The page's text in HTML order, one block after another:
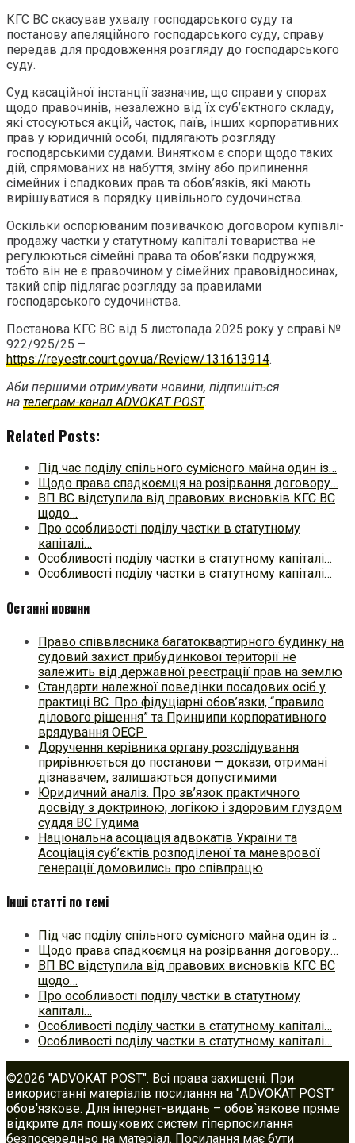
КГС ВС скасував ухвалу господарського суду та
постанову апеляційного господарського суду, справу
передав для продовження розгляду до господарського
суду.
Суд касаційної інстанції зазначив, що справи у спорах
щодо правочинів, незалежно від їх суб’єктного складу,
які стосуються акцій, часток, паїв, інших корпоративних
прав у юридичній особі, підлягають розгляду
господарськими судами. Винятком є спори щодо таких
дій, спрямованих на набуття, зміну або припинення
сімейних і спадкових прав та обов’язків, які мають
вирішуватися в порядку цивільного судочинства.
Оскільки оспорюваним позивачкою договором купівлі-
продажу частки у статутному капіталі товариства не
регулюються сімейні права та обов’язки подружжя,
тобто він не є правочином у сімейних правовідносинах,
такий спір підлягає розгляду за правилами
господарського судочинства.
Постанова КГС ВС від 5 листопада 2025 року у cправі №
922/925/25 –
https://reyestr.court.gov.ua/Review/131613914.
Аби першими отримувати новини, підпишіться
на телеграм-канал ADVOKAT POST.
Related Posts:
Під час поділу спільного сумісного майна один із…
Щодо права спадкоємця на розірвання договору…
ВП ВС відступила від правових висновків КГС ВС
щодо…
Про особливості поділу частки в статутному
капіталі…
Особливості поділу частки в статутному капіталі…
Особливості поділу частки в статутному капіталі…
Останні новини
Право співвласника багатоквартирного будинку на
судовий захист прибудинкової території не
залежить від державної реєстрації прав на землю
Стандарти належної поведінки посадових осіб у
практиці ВC. Про фідуціарні обов’язки, “правило
ділового рішення” та Принципи корпоративного
врядування ОЕСР
Доручення керівника органу розслідування
прирівнюється до постанови — докази, отримані
дізнавачем, залишаються допустимими
Юридичний аналіз. Про зв’язок практичного
досвіду з доктриною, логікою і здоровим глуздом
суддя ВС Гудима
Національна асоціація адвокатів України та
Асоціація суб’єктів розподіленої та маневрової
генерації домовились про співпрацю
Інші статті по темі
Під час поділу спільного сумісного майна один із…
Щодо права спадкоємця на розірвання договору…
ВП ВС відступила від правових висновків КГС ВС
щодо…
Про особливості поділу частки в статутному
капіталі…
Особливості поділу частки в статутному капіталі…
Особливості поділу частки в статутному капіталі…
©2026 "ADVOKAT POST". Всі права захищені. При
використанні матеріалів посилання на "ADVOKAT POST"
обов'язкове. Для інтернет-видань – обов`язкове пряме
відкрите для пошукових систем гіперпосилання
безпосередньо на матеріал. Посилання має бути